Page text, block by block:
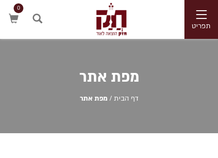
Toggle
navigationתפריט
0
מפת אתר
דף הבית /מפת אתר